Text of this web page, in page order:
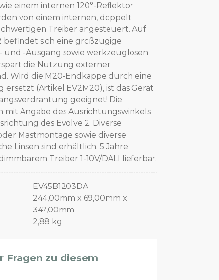
einem internen 120°-Reflektor
von einem internen, doppelt
Treiber angesteuert. Auf
befindet sich eine großzügige
und -Ausgang sowie werkzeuglosen
die Nutzung externer
Wird die M20-Endkappe durch eine
ersetzt (Artikel EV2M20), ist das Gerät
geeignet! Die
mit Angabe des Ausrichtungswinkels
des Evolve 2. Diverse
Mastmontage sowie diverse
Linsen sind erhältlich. 5 Jahre
Treiber 1-10V/DALI lieferbar.
EV45B1203DA
244,00mm x 69,00mm x
347,00mm
2,88 kg
Fragen zu diesem